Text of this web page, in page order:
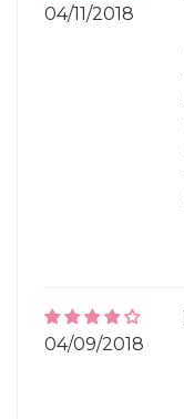
04/11/2018
04/09/2018